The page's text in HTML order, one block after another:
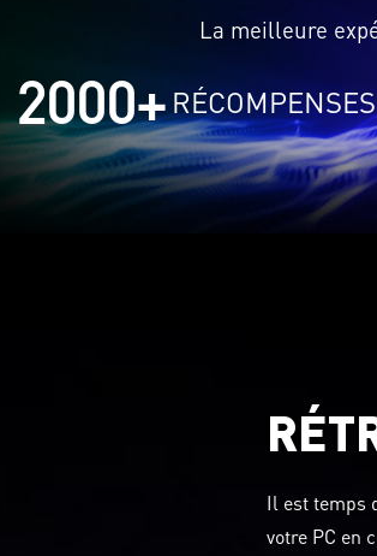
La meilleure
2000+ RÉCOMPENSES
Il est temps
votre PC en